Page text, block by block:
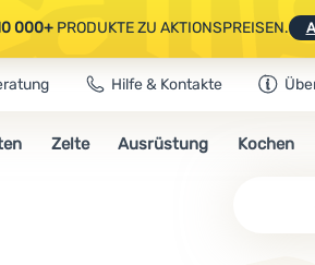
000+PRODUKTE ZU AKTIONSPREISEN.
& WANDERAUSRÜSTUNG.CODE OUT10
000+PRODUKTE ZU AKTIONSPREISEN.
Hilfe & Kontakte
Zelte Ausrüstung Kochen